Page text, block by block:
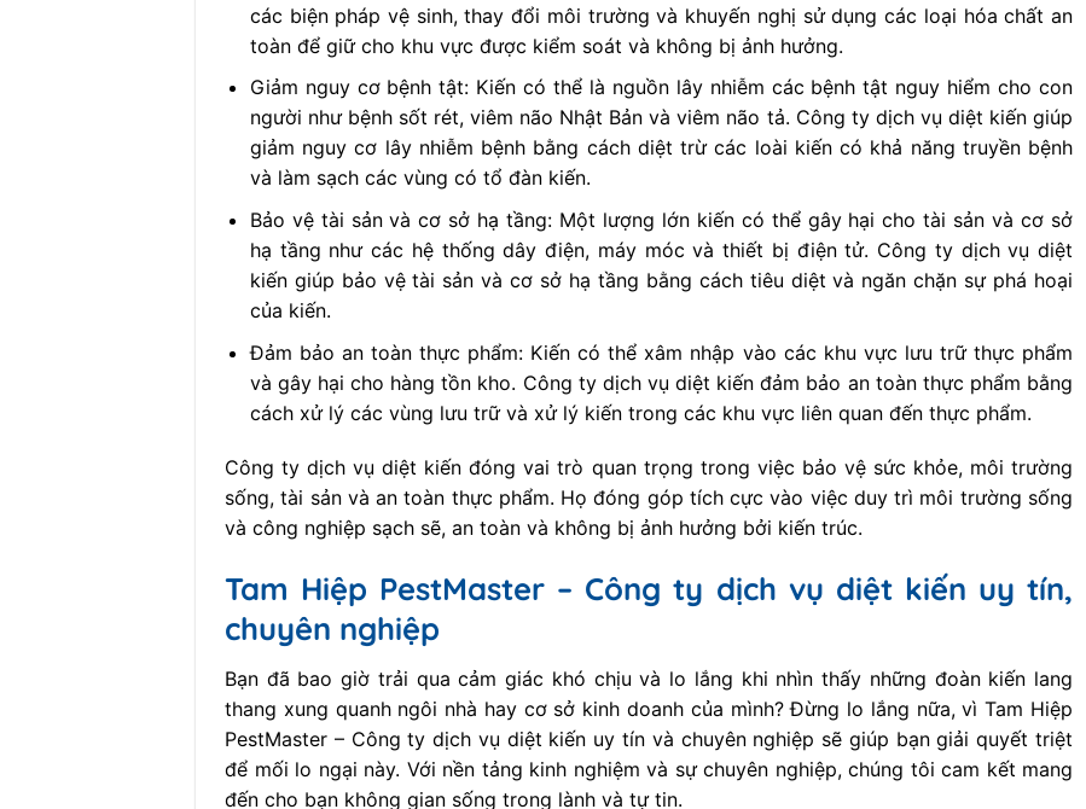
các biện pháp vệ sinh, thay đổi môi trường và khuyến nghị sử dụng các loại hóa chất an
toàn để giữ cho khu vực được kiểm soát và không bị ảnh hưởng.
Giảm nguy cơ bệnh tật: Kiến có thể là nguồn lây nhiễm các bệnh tật nguy hiểm cho con
người như bệnh sốt rét, viêm não Nhật Bản và viêm não tả. Công ty dịch vụ diệt kiến giúp
giảm nguy cơ lây nhiễm bệnh bằng cách diệt trừ các loài kiến có khả năng truyền bệnh
và làm sạch các vùng có tổ đàn kiến.
Bảo vệ tài sản và cơ sở hạ tầng: Một lượng lớn kiến có thể gây hại cho tài sản và cơ sở
hạ tầng như các hệ thống dây điện, máy móc và thiết bị điện tử. Công ty dịch vụ diệt
kiến giúp bảo vệ tài sản và cơ sở hạ tầng bằng cách tiêu diệt và ngăn chặn sự phá hoại
của kiến.
Đảm bảo an toàn thực phẩm: Kiến có thể xâm nhập vào các khu vực lưu trữ thực phẩm
và gây hại cho hàng tồn kho. Công ty dịch vụ diệt kiến đảm bảo an toàn thực phẩm bằng
cách xử lý các vùng lưu trữ và xử lý kiến trong các khu vực liên quan đến thực phẩm.
Công ty dịch vụ diệt kiến đóng vai trò quan trọng trong việc bảo vệ sức khỏe, môi trường
sống, tài sản và an toàn thực phẩm. Họ đóng góp tích cực vào việc duy trì môi trường sống
và công nghiệp sạch sẽ, an toàn và không bị ảnh hưởng bởi kiến trúc.
Tam Hiệp PestMaster – Công ty dịch vụ diệt kiến uy tín,
chuyên nghiệp
Bạn đã bao giờ trải qua cảm giác khó chịu và lo lắng khi nhìn thấy những đoàn kiến lang
thang xung quanh ngôi nhà hay cơ sở kinh doanh của mình? Đừng lo lắng nữa, vì Tam Hiệp
PestMaster – Công ty dịch vụ diệt kiến uy tín và chuyên nghiệp sẽ giúp bạn giải quyết triệt
để mối lo ngại này. Với nền tảng kinh nghiệm và sự chuyên nghiệp, chúng tôi cam kết mang
đến cho bạn không gian sống trong lành và tự tin.